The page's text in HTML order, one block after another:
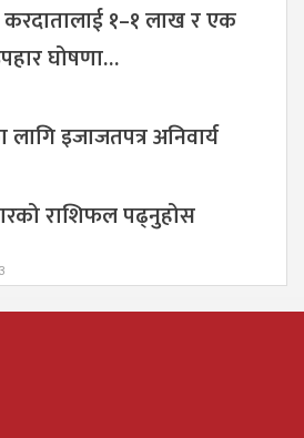
१–१ लाख र एक
घोषणा…
इजाजतपत्र अनिवार्य
राशिफल पढ्नुहोस